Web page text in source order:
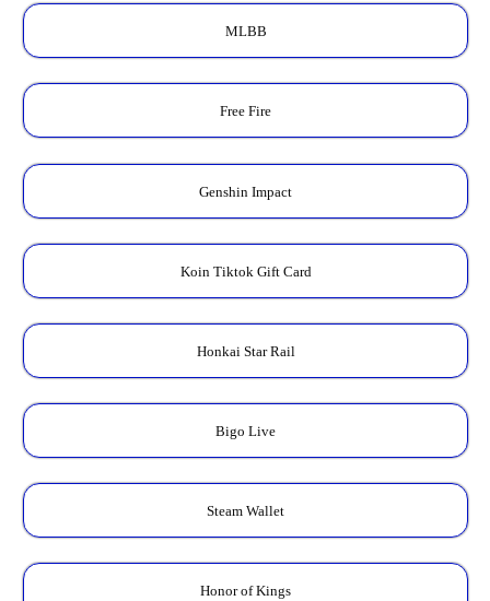
MLBB
Free Fire
Genshin Impact
Koin Tiktok Gift Card
Honkai Star Rail
Bigo Live
Steam Wallet
Honor of Kings